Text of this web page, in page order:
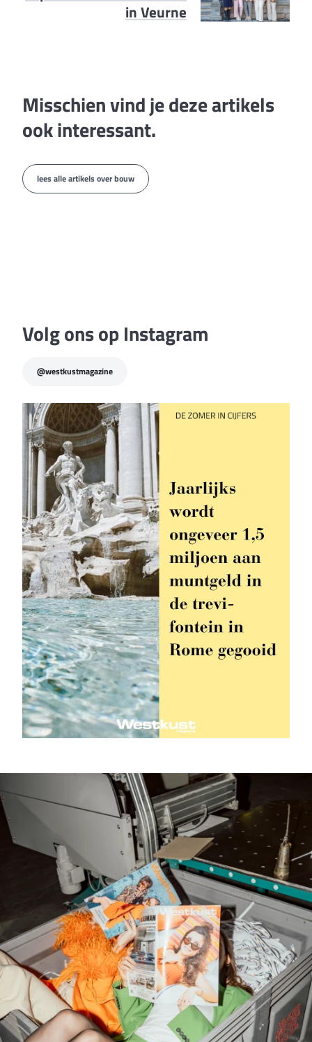
in Veurne
Misschien vind je deze artikels
ook interessant.
lees alle artikels over bouw
Volg ons op Instagram
@westkustmagazine